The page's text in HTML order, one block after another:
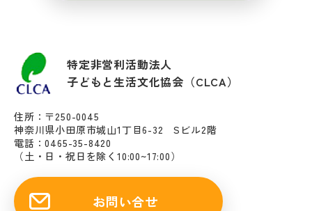
特定非営利活動法人
子どもと生活文化協会（CLCA）
住所：〒250-0045
神奈川県小田原市城山1丁目6-32 Sビル2階
電話：0465-35-8420
（土・日・祝日を除く10:00~17:00）
お問い合せ